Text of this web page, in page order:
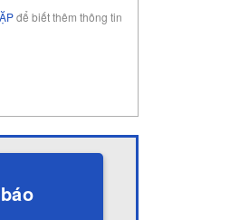
để biết thêm thông tin